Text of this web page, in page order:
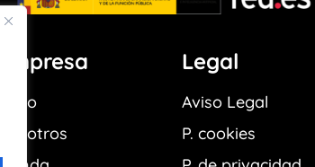
Empresa
Inicio
Nosotros
Legal
Aviso Legal
P. cookies